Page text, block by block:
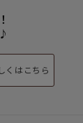
くはこちら